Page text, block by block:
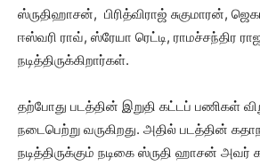
ஸ்ருதிஹாசன், பிரித்விராஜ் சுகுமாரன்,
ஈஸ்வரி ராவ், ஸ்ரேயா ரெட்டி, ராமச்சந்திர
நடித்திருக்கிறார்கள்.
தற்போது படத்தின் இறுதி கட்டப் பணிகள்
நடைபெற்று வருகிறது. அதில் படத்தின்
நடித்திருக்கும் நடிகை ஸ்ருதி ஹாசன் அவர்